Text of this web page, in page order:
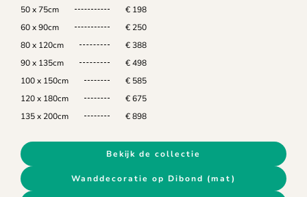
50 x 75cm
€ 198
60 x 90cm
€ 250
80 x 120cm
€ 388
90 x 135cm
€ 498
100 x 150cm
€ 585
120 x 180cm
€ 675
135 x 200cm
€ 898
Bekijk de collectie
Wanddecoratie op Dibond (mat)